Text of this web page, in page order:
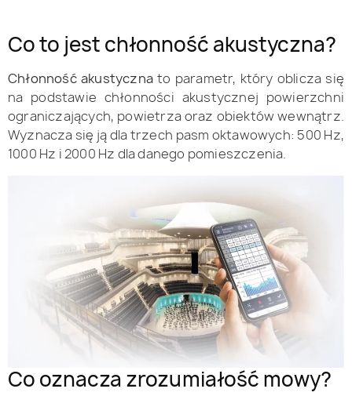
Co to jest chłonność akustyczna?
Chłonność akustycznato parametr, który oblicza się
na podstawie chłonności akustycznej powierzchni
ograniczających, powietrza oraz obiektów wewnątrz.
Wyznacza się ją dla trzech pasm oktawowych: 500 Hz,
1000 Hz i 2000 Hz dla danego pomieszczenia.
Co oznacza zrozumiałość mowy?